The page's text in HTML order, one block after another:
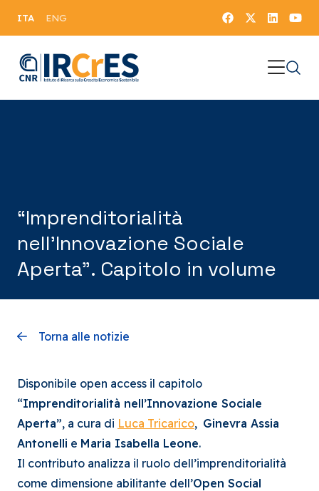
ITA ENG
“Imprenditorialità
nell’Innovazione Sociale
Aperta”. Capitolo in volume
Torna alle notizie
Disponibile open access il capitolo
“Imprenditorialità nell’Innovazione Sociale
Aperta”, a cura di Luca Tricarico, Ginevra Assia
Antonelli e Maria Isabella Leone.
Il contributo analizza il ruolo dell’imprenditorialità
come dimensione abilitante dell’Open Social